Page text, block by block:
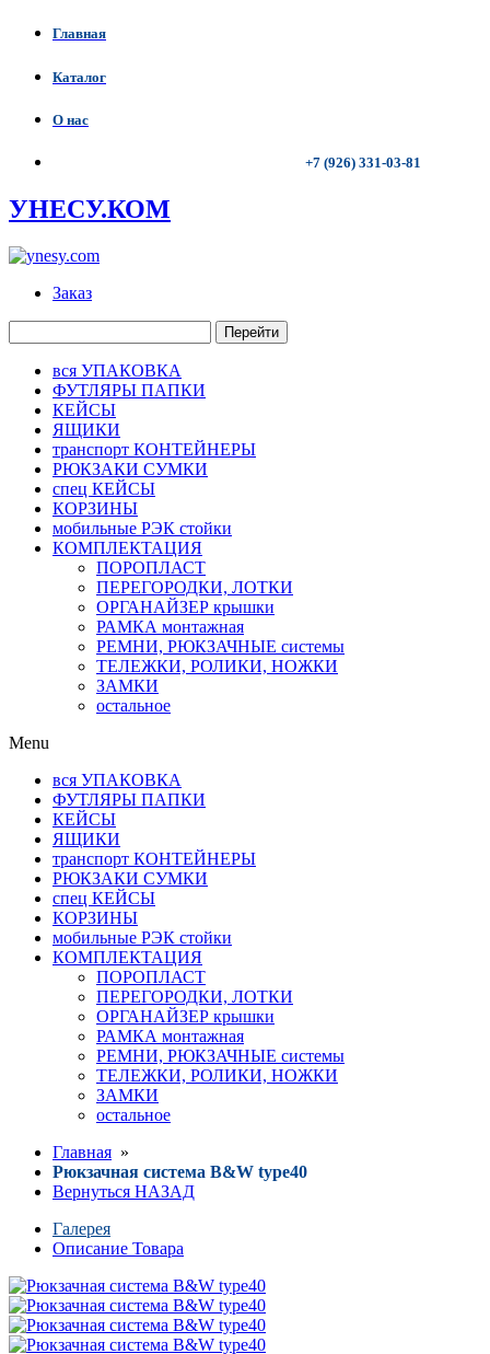
Главная
Каталог
О нас
+7 (926) 331-03-81
УНЕСУ.КОМ
Заказ
Перейти
вся УПАКОВКА
ФУТЛЯРЫ ПАПКИ
КЕЙСЫ
ЯЩИКИ
транспорт КОНТЕЙНЕРЫ
РЮКЗАКИ СУМКИ
спец КЕЙСЫ
КОРЗИНЫ
мобильные РЭК стойки
КОМПЛЕКТАЦИЯ
ПОРОПЛАСТ
ПЕРЕГОРОДКИ, ЛОТКИ
ОРГАНАЙЗЕР крышки
РАМКА монтажная
РЕМНИ, РЮКЗАЧНЫЕ системы
ТЕЛЕЖКИ, РОЛИКИ, НОЖКИ
ЗАМКИ
остальное
Menu
вся УПАКОВКА
ФУТЛЯРЫ ПАПКИ
КЕЙСЫ
ЯЩИКИ
транспорт КОНТЕЙНЕРЫ
РЮКЗАКИ СУМКИ
спец КЕЙСЫ
КОРЗИНЫ
мобильные РЭК стойки
КОМПЛЕКТАЦИЯ
ПОРОПЛАСТ
ПЕРЕГОРОДКИ, ЛОТКИ
ОРГАНАЙЗЕР крышки
РАМКА монтажная
РЕМНИ, РЮКЗАЧНЫЕ системы
ТЕЛЕЖКИ, РОЛИКИ, НОЖКИ
ЗАМКИ
остальное
Главная »
Рюкзачная система B&W type40
Вернуться НАЗАД
Галерея
Описание Товара